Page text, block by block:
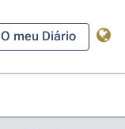
O meu Diário